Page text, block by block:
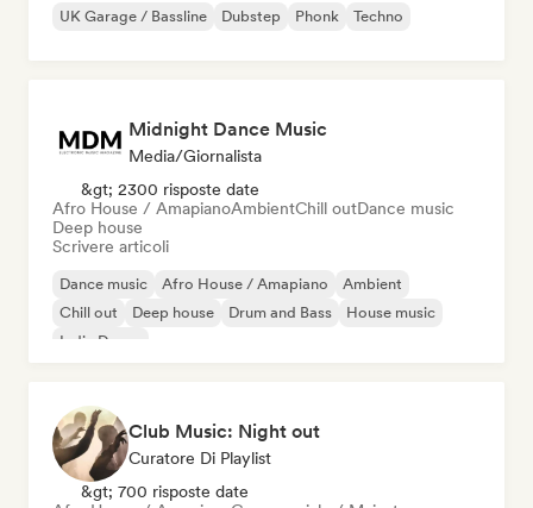
UK Garage / Bassline
Dubstep Phonk Techno
Midnight Dance Music
Media/Giornalista
&gt; 2300 risposte date
Afro House / AmapianoAmbientChill outDance music
Deep house
Scrivere articoli
Dance music Afro House / Amapiano
Ambient
Chill out
Deep house Drum and Bass
House music
Indie Dance
Club Music: Night out
Curatore Di Playlist
&gt; 700 risposte date